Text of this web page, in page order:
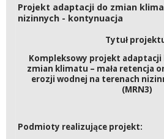
Projekt adaptacji do zmian
nizinnych - kontynuacja
Tytuł
Kompleksowy projekt adaptacji
zmian klimatu – mała retencja
erozji wodnej na terenach
(MRN3)
Podmioty realizujące projekt: